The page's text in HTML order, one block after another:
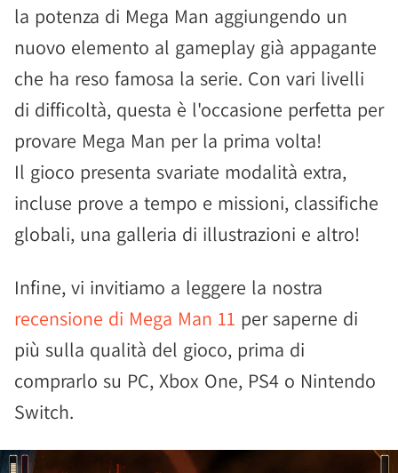
la potenza di Mega Man aggiungendo un
nuovo elemento al gameplay già appagante
che ha reso famosa la serie. Con vari livelli
di difficoltà, questa è l'occasione perfetta per
provare Mega Man per la prima volta!
Il gioco presenta svariate modalità extra,
incluse prove a tempo e missioni, classifiche
globali, una galleria di illustrazioni e altro!
Infine, vi invitiamo a leggere la nostra
recensione di Mega Man 11 per saperne di
più sulla qualità del gioco, prima di
comprarlo su PC, Xbox One, PS4 o Nintendo
Switch.